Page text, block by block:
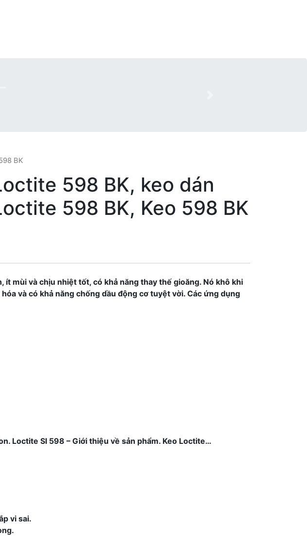
BK
HOVER
598 BK, keo dán
598 BK, Keo 598 BK
mùi và chịu nhiệt tốt, có khả năng thay thế gioăng. Nó khô khi
và có khả năng chống dầu động cơ tuyệt vời. Các ứng dụng
Loctite SI 598 – Giới thiệu về sản phẩm. Keo Loctite…
vi sai.